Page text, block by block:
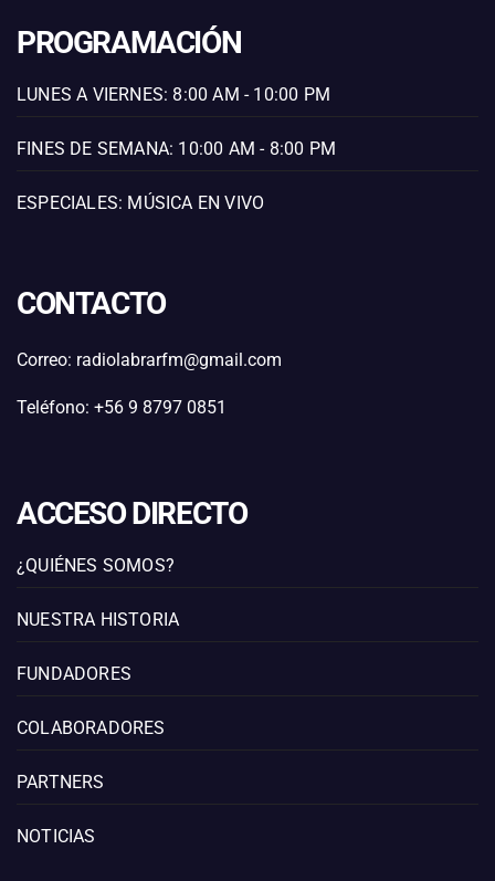
PROGRAMACIÓN
LUNES A VIERNES: 8:00 AM - 10:00 PM
FINES DE SEMANA: 10:00 AM - 8:00 PM
ESPECIALES: MÚSICA EN VIVO
CONTACTO
Correo: radiolabrarfm@gmail.com
Teléfono: +56 9 8797 0851
ACCESO DIRECTO
¿QUIÉNES SOMOS?
NUESTRA HISTORIA
FUNDADORES
COLABORADORES
PARTNERS
NOTICIAS